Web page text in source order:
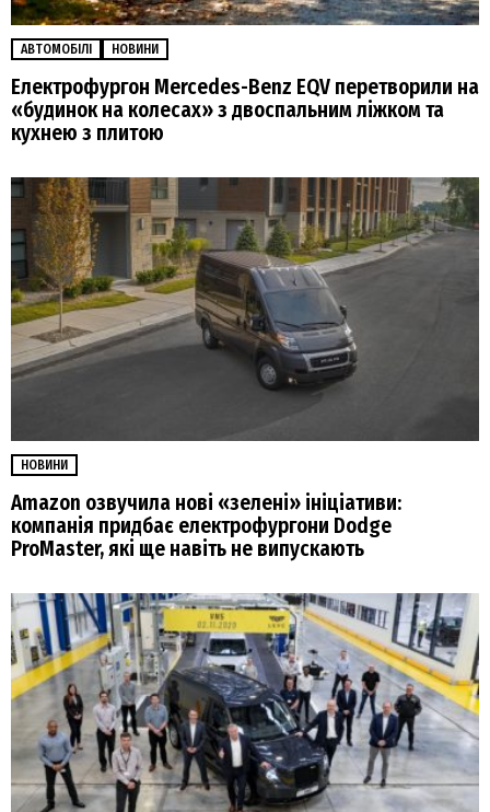
АВТОМОБІЛІ НОВИНИ
Електрофургон Mercedes-Benz EQV перетворили на
«будинок на колесах» з двоспальним ліжком та
кухнею з плитою
НОВИНИ
Amazon озвучила нові «зелені» ініціативи:
компанія придбає електрофургони Dodge
ProMaster, які ще навіть не випускають